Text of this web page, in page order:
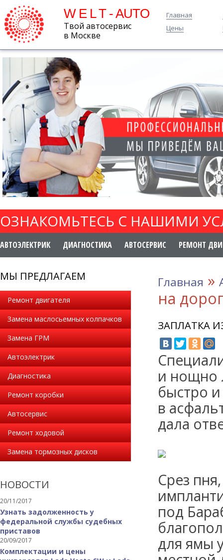
W E L T - AUTO
Твой автосервис
в Москве
Главная
Цены
ОЗНАКОМЬТЕСЬ С НАШИМИ
АВТОЭЛЕКТРИК ДИАГНОСТИКА АВТОСЕРВИС РЕМОНТ
МЫ ПРЕДЛАГАЕМ
Ремонт двигателя
Замена маслосьемных колпачков
Замена ГРМ
Автоэлектрик
Диагностика
Ремонт коробки
Автосервис
Ремонт ходовой
Замена тормозных дисков
НОВОСТИ
20/11/2017
Узнать задолженность у
федеральной службы судебных
приставов
20/09/2017
Комплектации и цены
Главная »
на
ЗАПЛАТКА
и нощно
быстро
в
дала
Срез
под
для ямы